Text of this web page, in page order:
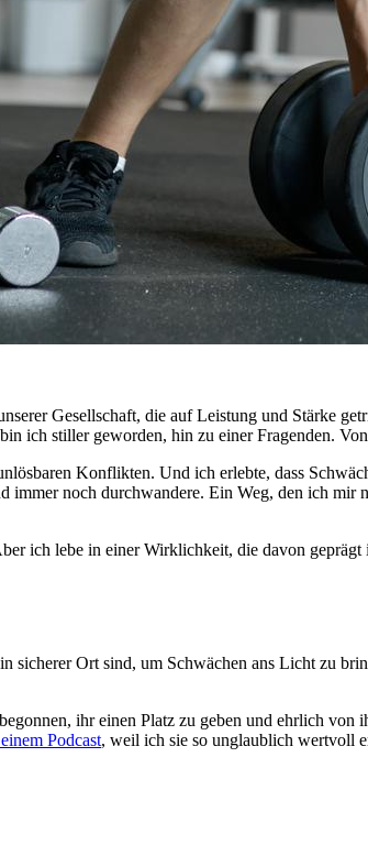
Gesellschaft, die auf Leistung und Stärke
ich stiller geworden, hin zu einer Fragenden.
Konflikten. Und ich erlebte, dass
noch durchwandere. Ein Weg, den ich mir
ich lebe in einer Wirklichkeit, die davon geprägt
Ort sind, um Schwächen ans Licht zu
ihr einen Platz zu geben und ehrlich von
Podcast, weil ich sie so unglaublich wertvoll